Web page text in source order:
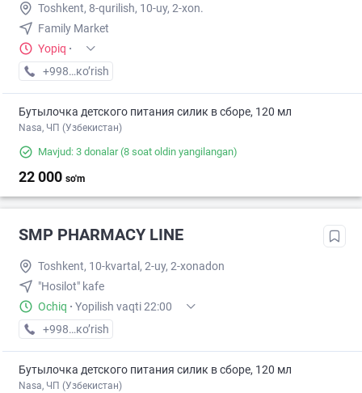
Toshkent, 8-qurilish, 10-uy, 2-xon.
Family Market
Yopiq ·
+998 (94) XXX-XX-XX
кo’rish
Бутылочка детского питания силик в сборе, 120 мл
Nasa, ЧП (Узбекистан)
Mavjud: 3 donalar(8 soat oldin yangilangan)
22 000 so'm
SMP PHARMACY LINE
Toshkent, 10-kvartal, 2-uy, 2-xonadon
"Hosilot" kafe
Ochiq · Yopilish vaqti 22:00
+998 (71) XXX-XX-XX
кo’rish
Бутылочка детского питания силик в сборе, 120 мл
Nasa, ЧП (Узбекистан)